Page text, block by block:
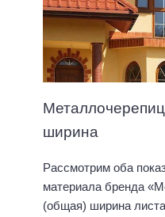
ширина
Рассмотрим оба
материала бренда
(общая) ширина